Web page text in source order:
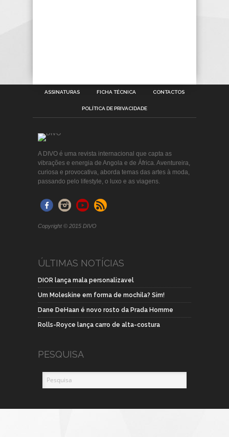
ASSINATURAS FICHA TÉCNICA CONTACTOS
POLÍTICA DE PRIVACIDADE
A DIVO é uma revista internacional que capta as
vibrações e energia de Angola e de África. Aventureira,
curiosa e provocativa, aborda temas das artes à moda,
passando pelo lifestyle, o luxo e as viagens.
Copyright © 2015 DIVO
ÚLTIMAS NOTÍCIAS
DIOR lança mala personalizavel
Um Moleskine em forma de mochila? Sim!
Dane DeHaan é novo rosto da Prada Homme
Rolls-Royce lança carro de alta-costura
PESQUISA